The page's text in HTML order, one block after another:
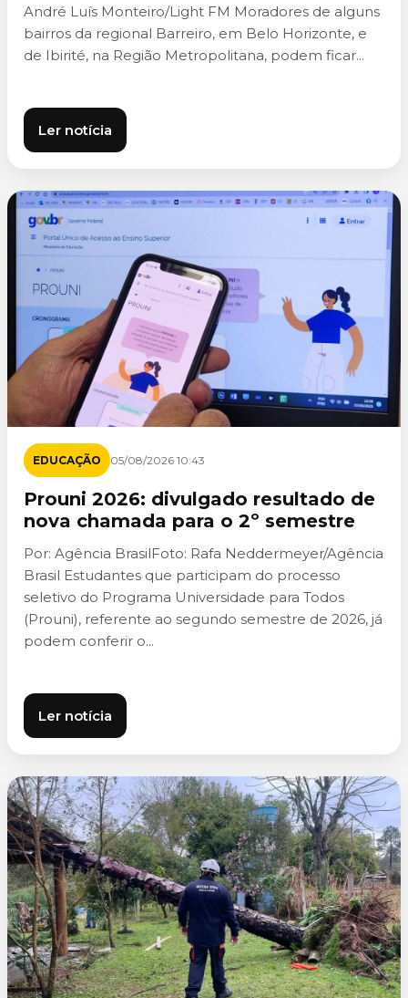
André Luís Monteiro/Light FM Moradores de alguns
bairros da regional Barreiro, em Belo Horizonte, e
de Ibirité, na Região Metropolitana, podem ficar...
Ler notícia
EDUCAÇÃO 05/08/2026 10:43
Prouni 2026: divulgado resultado de
nova chamada para o 2º semestre
Por: Agência BrasilFoto: Rafa Neddermeyer/Agência
Brasil Estudantes que participam do processo
seletivo do Programa Universidade para Todos
(Prouni), referente ao segundo semestre de 2026, já
podem conferir o...
Ler notícia